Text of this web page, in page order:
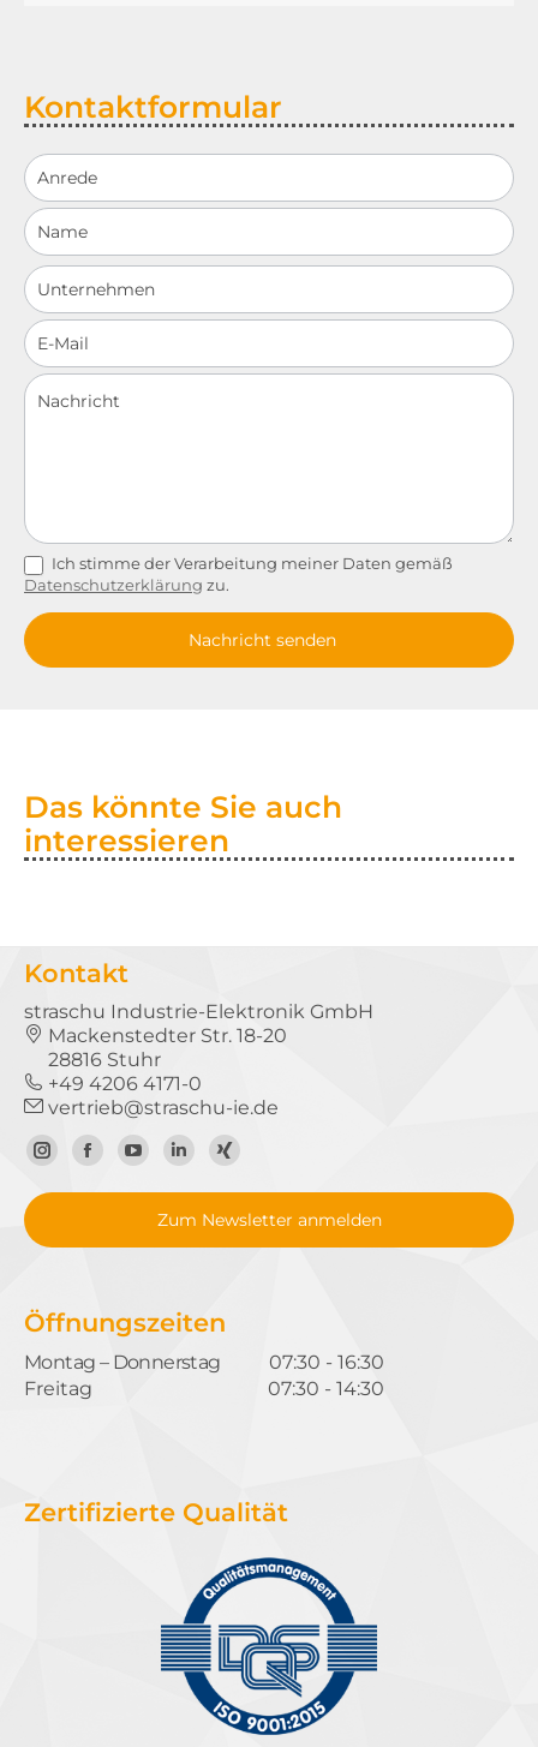
Kontaktformular
Schnellkontakt
Ich stimme der Verarbeitung meiner Daten gemäß
Datenschutzerklärung zu.
Nachricht senden
Das könnte Sie auch
interessieren
Kontakt
straschu Industrie-Elektronik GmbH
Mackenstedter Str. 18-20
28816 Stuhr
+49 4206 4171-0
vertrieb@straschu-ie.de
Zum
Instagram-
Zur
Facebook-
Zum
YouTube-
Kanal
Zum
LinkedIn-
Profil
Zum
Xing-
Profil
Zum Newsletter anmelden
Öffnungszeiten
Montag – Donnerstag
07:30 - 16:30
Freitag
07:30 - 14:30
Zertifizierte Qualität